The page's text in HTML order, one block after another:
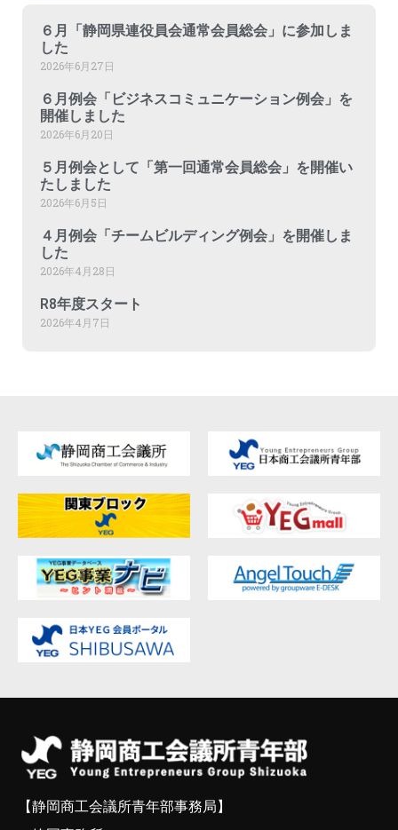
６月「静岡県連役員会通常会員総会」に参加しま
した
2026年6月27日
６月例会「ビジネスコミュニケーション例会」を
開催しました
2026年6月20日
５月例会として「第一回通常会員総会」を開催い
たしました
2026年6月5日
４月例会「チームビルディング例会」を開催しま
した
2026年4月28日
R8年度スタート
2026年4月7日
【静岡商工会議所青年部事務局】